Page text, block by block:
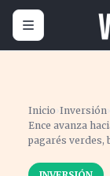
Inicio ›Inversión›
Ence avanza
pagarés verdes,